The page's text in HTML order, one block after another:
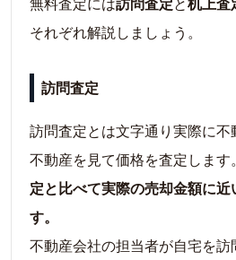
それぞれ解説しましょう。
訪問査定
訪問査定とは文字通り実際に
不動産を見て価格を査定します
定と比べて実際の売却金額に
す。
不動産会社の担当者が自宅を